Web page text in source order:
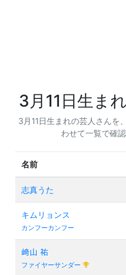
3月11日生ま
3月11日生まれの芸人さんを
わせて一覧で確認
名前
志真うた
キムリョンス
カンフーカンフー
﨑山 祐
ファイヤーサンダー